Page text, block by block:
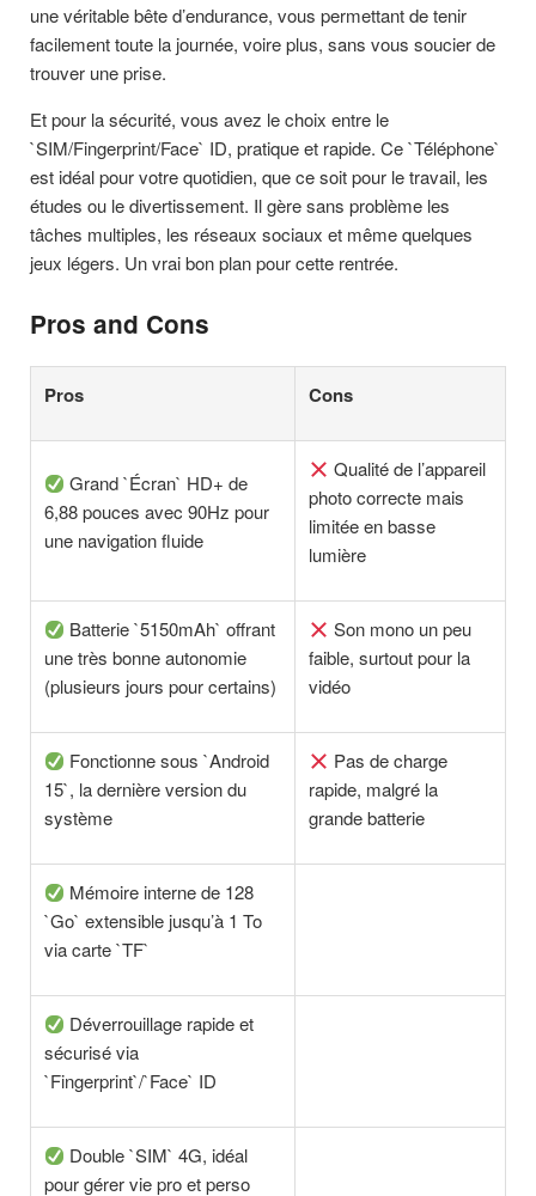
une véritable bête d’endurance, vous permettant de tenir
facilement toute la journée, voire plus, sans vous soucier de
trouver une prise.
Et pour la sécurité, vous avez le choix entre le
`SIM/Fingerprint/Face` ID, pratique et rapide. Ce `Téléphone`
est idéal pour votre quotidien, que ce soit pour le travail, les
études ou le divertissement. Il gère sans problème les
tâches multiples, les réseaux sociaux et même quelques
jeux légers. Un vrai bon plan pour cette rentrée.
Pros and Cons
Pros Cons
Grand `Écran` HD+ de
6,88 pouces avec 90Hz pour
une navigation fluide
Qualité de l’appareil
photo correcte mais
limitée en basse
lumière
Batterie `5150mAh` offrant
une très bonne autonomie
(plusieurs jours pour certains)
Son mono un peu
faible, surtout pour la
vidéo
Fonctionne sous `Android
15`, la dernière version du
système
Pas de charge
rapide, malgré la
grande batterie
Mémoire interne de 128
`Go` extensible jusqu’à 1 To
via carte `TF`
Déverrouillage rapide et
sécurisé via
`Fingerprint`/`Face` ID
Double `SIM` 4G, idéal
pour gérer vie pro et perso